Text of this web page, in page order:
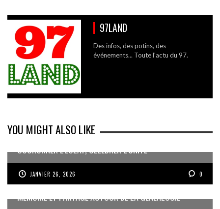
97LAND
Des infos, des potins, des
événements... Toute l'actu du 97.
YOU MIGHT ALSO LIKE
COURONNER L’ÉCLAT, CÉLÉBRER L’UNITÉ
JANVIER 26, 2026 0
MÉMOIRE ET PARTAGE AUTOUR DE LA GÉNÉALOGIE